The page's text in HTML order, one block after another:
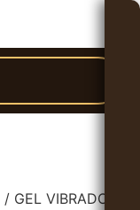
/ GEL VIBRADOR –